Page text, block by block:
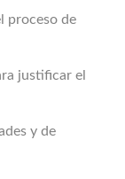
proceso de
justificar el
y de